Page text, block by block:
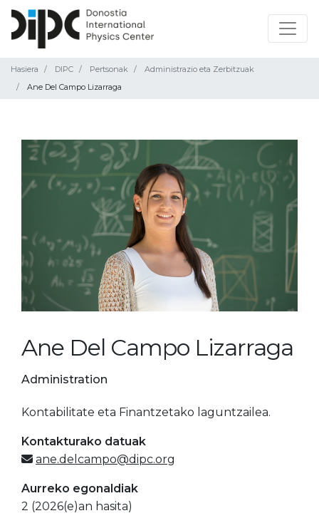
Hasiera DIPC Pertsonak
Administrazio eta Zerbitzuak
Ane Del Campo Lizarraga
Ane Del Campo Lizarraga
Administration
Kontabilitate eta Finantzetako laguntzailea.
Kontakturako datuak
ane.delcampo@dipc.org
Aurreko egonaldiak
2 (2026(e)an hasita)